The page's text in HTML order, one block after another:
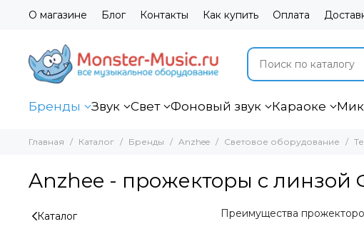
О магазине Блог Контакты Как купить Оплата
Бренды Звук Свет Фоновый звук Караоке
Главная Каталог Бренды Anzhee Световое оборудование
Anzhee - прожекторы с линзой
Преимущества
Каталог